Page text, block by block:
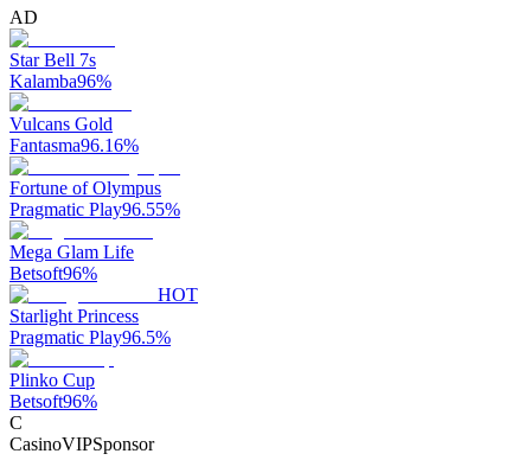
AD
Star Bell 7s
Kalamba96%
Vulcans Gold
Fantasma96.16%
Fortune of Olympus
Pragmatic Play96.55%
Mega Glam Life
Betsoft96%
HOT
Starlight Princess
Pragmatic Play96.5%
Plinko Cup
Betsoft96%
C
CasinoVIPSponsor